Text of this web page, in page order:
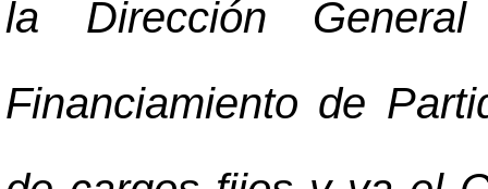
la Dirección
Financiamiento de